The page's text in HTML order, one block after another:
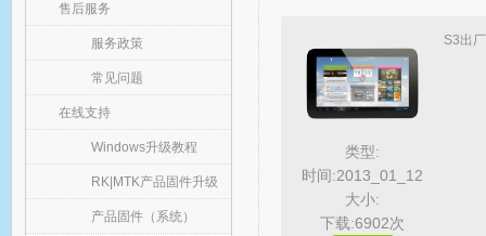
售后服务
服务政策
常见问题
在线支持
Windows升级教程
RK|MTK产品固件升级
产品固件（系统）
类型:
时间:2013_01_12
大小:
下载:6902次
S3出